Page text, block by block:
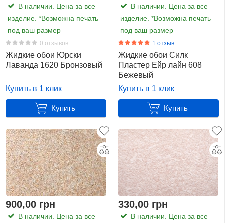
Показать
Серия
В наличии. Цена за все
изделие. *Возможна печать
под ваш размер
0 отзывов
Жидкие обои Юрски
Лаванда 1620 Бронзовый
Купить в 1 клик
Купить
В наличии. Цена за все
изделие. *Возможна печать
под ваш размер
1 отзыв
Жидкие обои Силк
Пластер Ейр лайн 608
Бежевый
Купить в 1 клик
Купить
900,00 грн
В наличии. Цена за все
330,00 грн
В наличии. Цена за все